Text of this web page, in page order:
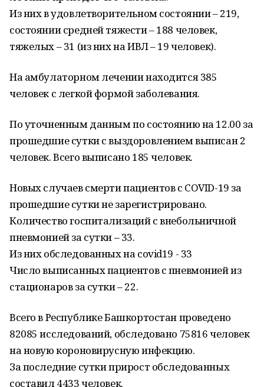
Из них в удовлетворительном состоянии – 219,
состоянии средней тяжести – 188 человек,
тяжелых – 31 (из них на ИВЛ – 19 человек).
На амбулаторном лечении находится 385
человек с легкой формой заболевания.
По уточненным данным по состоянию на 12.00 за
прошедшие сутки с выздоровлением выписан 2
человек. Всего выписано 185 человек.
Новых случаев смерти пациентов с COVID-19 за
прошедшие сутки не зарегистрировано.
Количество госпитализаций с внебольничной
пневмонией за сутки – 33.
Из них обследованных на covid19 - 33
Число выписанных пациентов с пневмонией из
стационаров за сутки – 22.
Всего в Республике Башкортостан проведено
82085 исследований, обследовано 75816 человек
на новую короновирусную инфекцию.
За последние сутки прирост обследованных
составил 4433 человек.